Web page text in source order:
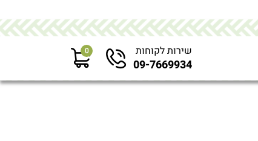
שירות לקוחות
09-7669934
0